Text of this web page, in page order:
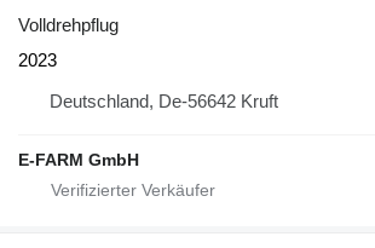
Volldrehpflug
2023
Deutschland, De-56642 Kruft
E-FARM GmbH